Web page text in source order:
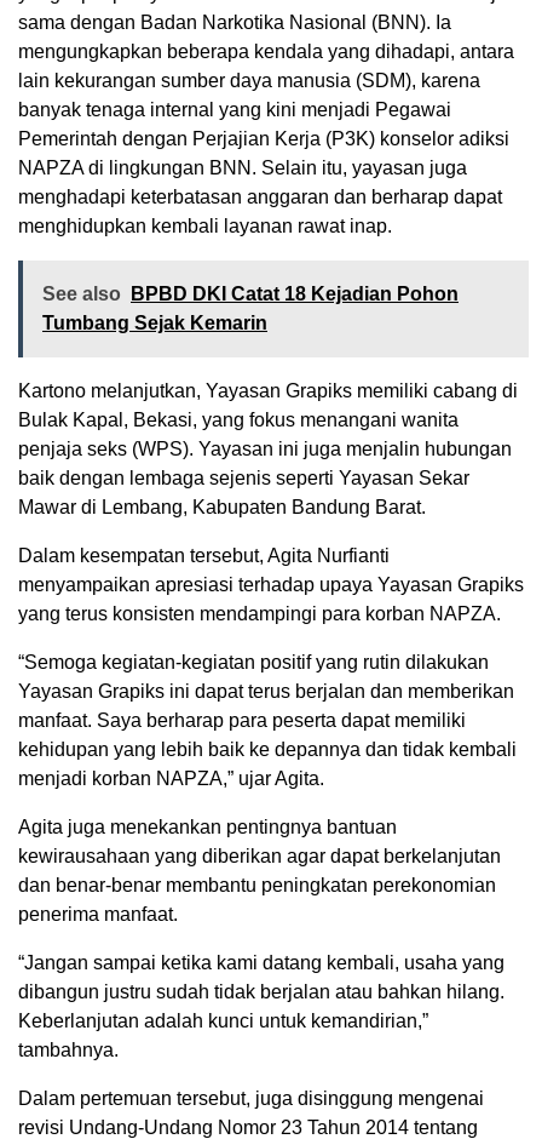
sama dengan Badan Narkotika Nasional (BNN). Ia
mengungkapkan beberapa kendala yang dihadapi, antara
lain kekurangan sumber daya manusia (SDM), karena
banyak tenaga internal yang kini menjadi Pegawai
Pemerintah dengan Perjajian Kerja (P3K) konselor adiksi
NAPZA di lingkungan BNN. Selain itu, yayasan juga
menghadapi keterbatasan anggaran dan berharap dapat
menghidupkan kembali layanan rawat inap.
See also
BPBD DKI Catat 18 Kejadian Pohon
Tumbang Sejak Kemarin
Kartono melanjutkan, Yayasan Grapiks memiliki cabang di
Bulak Kapal, Bekasi, yang fokus menangani wanita
penjaja seks (WPS). Yayasan ini juga menjalin hubungan
baik dengan lembaga sejenis seperti Yayasan Sekar
Mawar di Lembang, Kabupaten Bandung Barat.
Dalam kesempatan tersebut, Agita Nurfianti
menyampaikan apresiasi terhadap upaya Yayasan Grapiks
yang terus konsisten mendampingi para korban NAPZA.
“Semoga kegiatan-kegiatan positif yang rutin dilakukan
Yayasan Grapiks ini dapat terus berjalan dan memberikan
manfaat. Saya berharap para peserta dapat memiliki
kehidupan yang lebih baik ke depannya dan tidak kembali
menjadi korban NAPZA,” ujar Agita.
Agita juga menekankan pentingnya bantuan
kewirausahaan yang diberikan agar dapat berkelanjutan
dan benar-benar membantu peningkatan perekonomian
penerima manfaat.
“Jangan sampai ketika kami datang kembali, usaha yang
dibangun justru sudah tidak berjalan atau bahkan hilang.
Keberlanjutan adalah kunci untuk kemandirian,”
tambahnya.
Dalam pertemuan tersebut, juga disinggung mengenai
revisi Undang-Undang Nomor 23 Tahun 2014 tentang